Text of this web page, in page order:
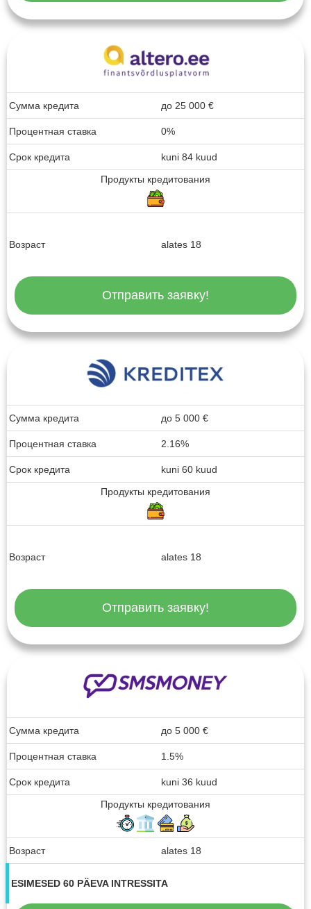
Сумма кредита до 25 000 €
Процентная ставка 0%
Срок кредита
kuni 84 kuud
Продукты кредитования
Возраст alates 18
Отправить заявку!
Сумма кредита до 5 000 €
Процентная ставка 2.16%
Срок кредита
kuni 60 kuud
Продукты кредитования
Возраст alates 18
Отправить заявку!
Сумма кредита до 5 000 €
Процентная ставка 1.5%
Срок кредита
kuni 36 kuud
Продукты кредитования
Возраст alates 18
ESIMESED 60 PÄEVA INTRESSITA